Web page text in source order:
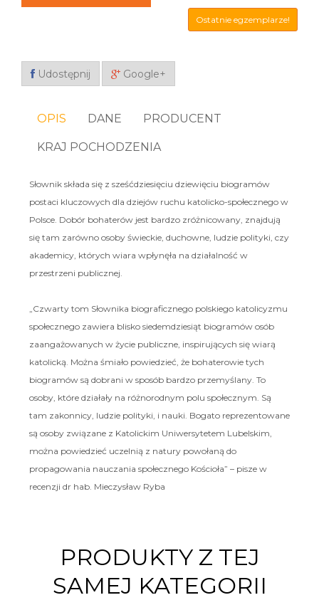
Ostatnie egzemplarze!
Udostępnij Google+
OPIS DANE PRODUCENT
KRAJ POCHODZENIA
Słownik składa się z sześćdziesięciu dziewięciu biogramów
postaci kluczowych dla dziejów ruchu katolicko-społecznego w
Polsce. Dobór bohaterów jest bardzo zróżnicowany, znajdują
się tam zarówno osoby świeckie, duchowne, ludzie polityki, czy
akademicy, których wiara wpłynęła na działalność w
przestrzeni publicznej.
„Czwarty tom Słownika biograficznego polskiego katolicyzmu
społecznego zawiera blisko siedemdziesiąt biogramów osób
zaangażowanych w życie publiczne, inspirujących się wiarą
katolicką. Można śmiało powiedzieć, że bohaterowie tych
biogramów są dobrani w sposób bardzo przemyślany. To
osoby, które działały na różnorodnym polu społecznym. Są
tam zakonnicy, ludzie polityki, i nauki. Bogato reprezentowane
są osoby związane z Katolickim Uniwersytetem Lubelskim,
można powiedzieć uczelnią z natury powołaną do
propagowania nauczania społecznego Kościoła” – pisze w
recenzji dr hab. Mieczysław Ryba
PRODUKTY Z TEJ
SAMEJ KATEGORII